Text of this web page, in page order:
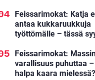
Feissarimokat: Katja
antaa kukkaruukkuja
työttömälle – tässä
Feissarimokat:
varallisuus puhuttaa
halpa kaara mielessä?